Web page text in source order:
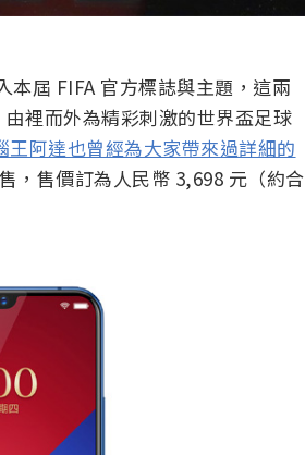
屆 FIFA 官方標誌與主題，這兩
裡而外為精彩刺激的世界盃足球
王阿達也曾經為大家帶來過詳細的
，售價訂為人民幣 3,698 元（約合